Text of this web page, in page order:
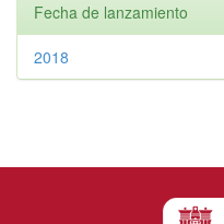
Fecha de lanzamiento
2018